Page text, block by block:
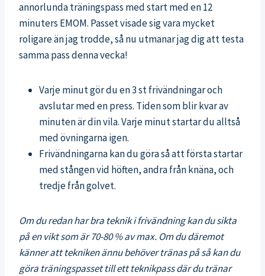
annorlunda träningspass med start med en 12
minuters EMOM. Passet visade sig vara mycket
roligare än jag trodde, så nu utmanar jag dig att testa
samma pass denna vecka!
Varje minut gör du en 3 st frivändningar och
avslutar med en press. Tiden som blir kvar av
minuten är din vila. Varje minut startar du alltså
med övningarna igen.
Frivändningarna kan du göra så att första startar
med stången vid höften, andra från knäna, och
tredje från golvet.
Om du redan har bra teknik i frivändning kan du sikta
på en vikt som är 70-80 % av max. Om du däremot
känner att tekniken ännu behöver tränas på så kan du
göra träningspasset till ett teknikpass där du tränar